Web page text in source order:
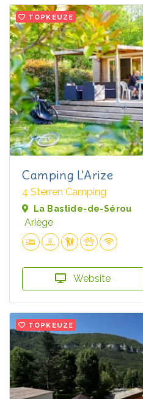
TOPKEUZE
Camping L'Arize
4 Sterren Camping
La Bastide-de-Sérou
Ariège
Website
TOPKEUZE